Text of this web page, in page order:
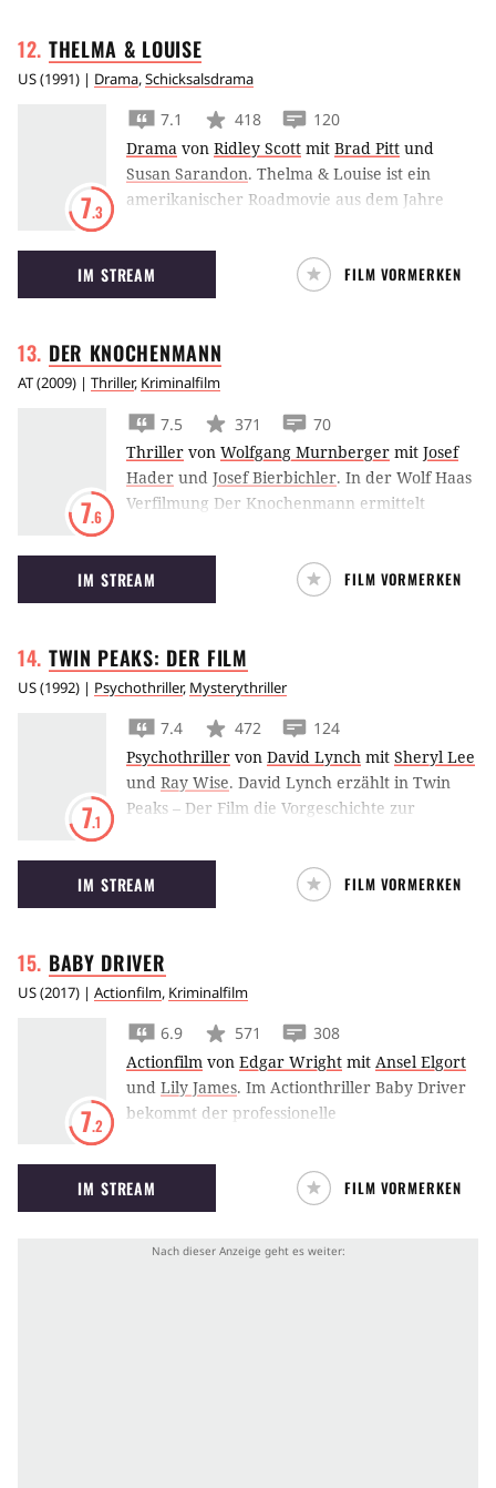
THELMA & LOUISE
US(1991) | Drama,Schicksalsdrama
7.3
7.1 418
120
Drama von Ridley Scott mit Brad Pitt und
Susan Sarandon. Thelma & Louise ist ein
amerikanischer Roadmovie aus dem Jahre
Frauenfreundschaft. Aus einer spontanen
Wochenendfahrt wird ein Abenteuer, in dem
sich die beiden engen Freundinnen mit der
Männerwelt anlegen.
IM STREAM FILM VORMERKEN
DER KNOCHENMANN
AT(2009) | Thriller, Kriminalfilm
7.6
7.5 371
70
Thriller von Wolfgang Murnberger mit Josef
Hader und Josef Bierbichler. In der Wolf Haas
Verfilmung Der Knochenmann ermittelt
Brathändl-Restaurant von Josef Bierbichler.
IM STREAM FILM VORMERKEN
TWIN PEAKS: DER FILM
US(1992) | Psychothriller, Mysterythriller
7.1
7.4 472
124
Psychothriller von David Lynch mit Sheryl Lee
und Ray Wise. David Lynch erzählt in Twin
Peaks – Der Film die Vorgeschichte zur
an Teresa Banks und die letzten sieben Tage
im Leben der Laura Palmer.
IM STREAM FILM VORMERKEN
BABY DRIVER
US(2017) | Actionfilm, Kriminalfilm
7.2
6.9 571
308
Actionfilm von Edgar Wright mit Ansel Elgort
und Lily James. Im Actionthriller Baby Driver
bekommt der professionelle
schiefgelaufenen Banküberfall Probleme,
denen er nicht einfach davonfahren kann.
IM STREAM FILM VORMERKEN